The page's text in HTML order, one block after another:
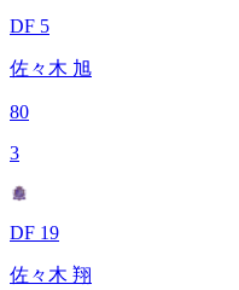
DF 5
佐々木 旭
80
3
DF 19
佐々木 翔